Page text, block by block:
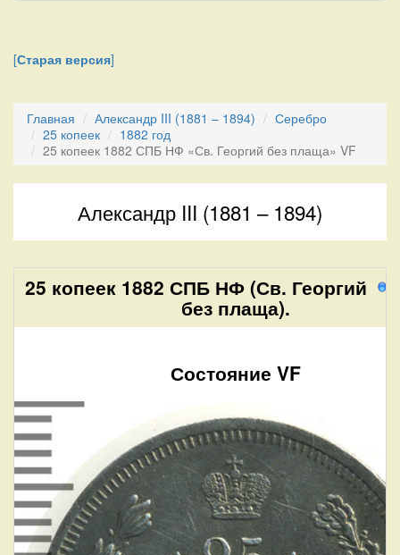
[Старая версия]
Главная Александр III (1881 – 1894)
Серебро
25 копеек
1882 год
25 копеек 1882 СПБ НФ «Св. Георгий без плаща» VF
Александр III (1881 – 1894)
25 копеек 1882 СПБ НФ (Св. Георгий
без плаща).
Состояние VF